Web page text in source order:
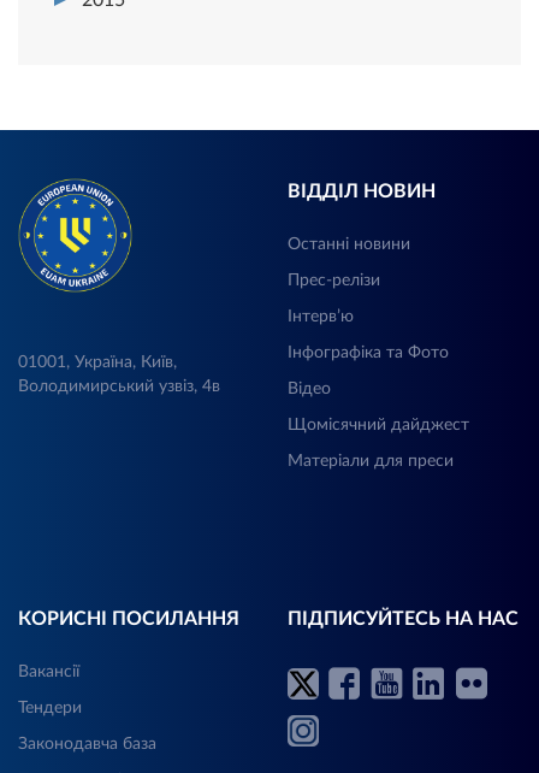
01001, Україна, Київ,
Володимирський узвіз, 4в
ВІДДІЛ НОВИН
Останні новини
Прес-релізи
Інтерв’ю
Інфографіка та Фото
Відео
Щомісячний дайджест
Матеріали для преси
КОРИСНІ ПОСИЛАННЯ
Вакансії
Тендери
Законодавча база
ПІДПИСУЙТЕСЬ НА НАС